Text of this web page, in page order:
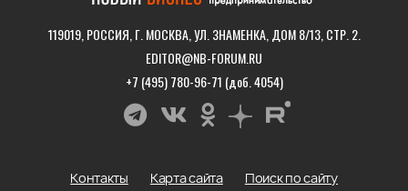
119019, РОССИЯ, Г. МОСКВА, УЛ. ЗНАМЕНКА, ДОМ 8/13, СТР. 2.
EDITOR@NB-FORUM.RU
+7 (495) 780-96-71 (доб. 4054)
Контакты Карта сайта
Поиск по сайту